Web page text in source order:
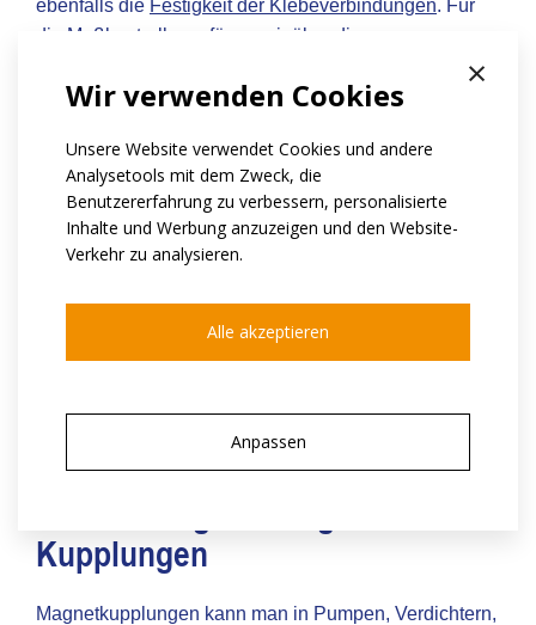
×
Wir verwenden Cookies
Unsere Website verwendet Cookies und andere
Analysetools mit dem Zweck, die
Benutzererfahrung zu verbessern, personalisierte
Inhalte und Werbung anzuzeigen und den Website-
Verkehr zu analysieren.
Alle akzeptieren
Anpassen
ebenfalls die Festigkeit der Klebeverbindungen. Für
die Maßkontrolle verfügen wir über die
Auswuchten führen wir auf eigenerAuswuchtmaschine
finiten Elemente(FEM) die geeignete Lösung zu
entwerfen oder zu optimieren.
wir spezialisieren uns auf
Berechnung des Drehmoments von
Magnetkupplungen
Prototyping
Massenproduktion von Magnetkupplungen
Kupplungen
Magnetkupplungen kann man in Pumpen, Verdichtern,